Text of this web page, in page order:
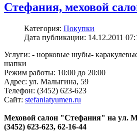
Стефания, меховой
Категория: Покупки
Дата публикации: 14.12.2011
Услуги: - норковые шубы-
шапки
Режим работы: 10:00 до 20:00
Адрес: ул. Малыгина, 59
Телефон: (3452) 623-623
Сайт: stefaniatyumen.ru
Меховой салон "Стефания" на ул.
(3452) 623-623, 62-16-44